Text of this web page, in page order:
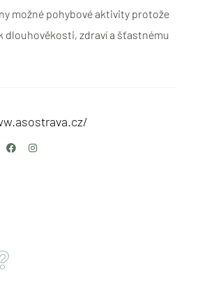
možné pohybové aktivity protože
dlouhověkosti, zdraví a šťastnému